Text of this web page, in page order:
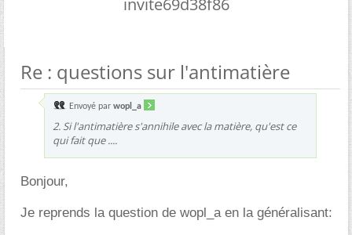
invite69d38f86
Re : questions sur l'antimatière
Envoyé par wopl_a
2. Si l'antimatière s'annihile avec la matière, qu'est ce
qui fait que ....
Bonjour,
Je reprends la question de wopl_a en la généralisant: